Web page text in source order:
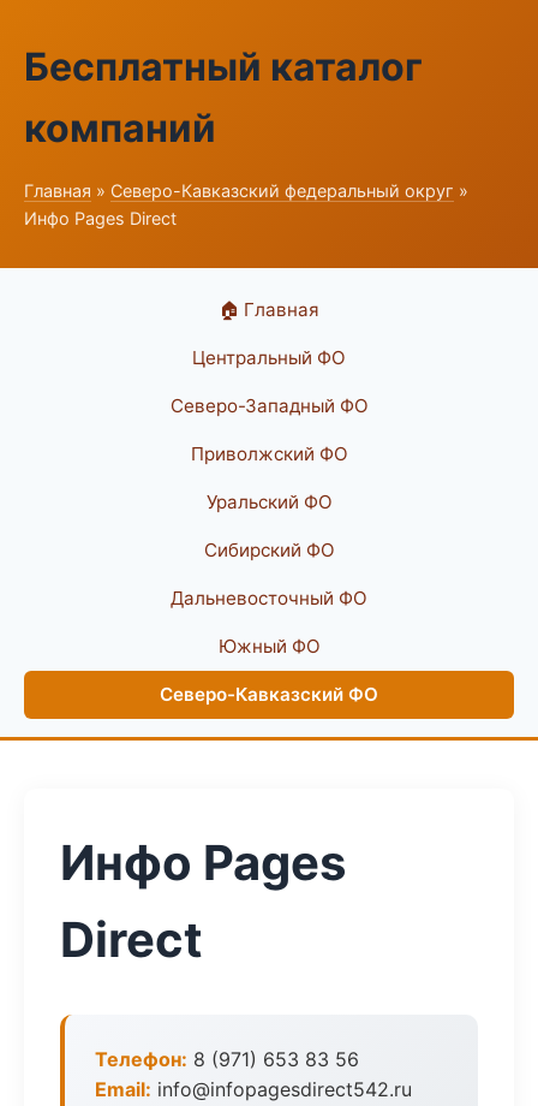
Бесплатный каталог
компаний
Главная » Северо-Кавказский федеральный округ »
Инфо Pages Direct
🏠 Главная
Центральный ФО
Северо-Западный ФО
Приволжский ФО
Уральский ФО
Сибирский ФО
Дальневосточный ФО
Южный ФО
Северо-Кавказский ФО
Инфо Pages
Direct
Телефон: 8 (971) 653 83 56
Email: info@infopagesdirect542.ru